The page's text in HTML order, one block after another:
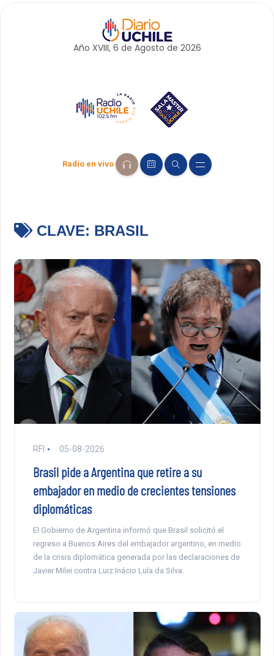
Año XVIII, 6 de Agosto de 2026
Radio en vivo
CLAVE: BRASIL
RFI 05-08-2026
Brasil pide a Argentina que retire a su
embajador en medio de crecientes tensiones
diplomáticas
El Gobierno de Argentina informó que Brasil solicitó el
regreso a Buenos Aires del embajador argentino, en medio
de la crisis diplomática generada por las declaraciones de
Javier Milei contra Luiz Inácio Lula da Silva.